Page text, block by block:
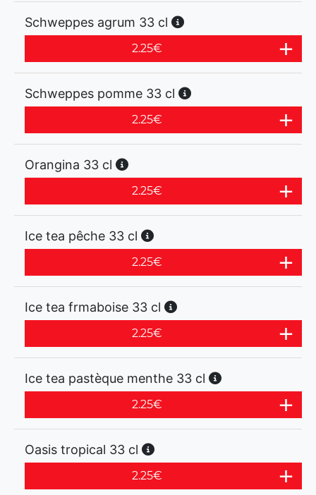
Schweppes agrum 33 cl
2.25€
Schweppes pomme 33 cl
2.25€
Orangina 33 cl
2.25€
Ice tea pêche 33 cl
2.25€
Ice tea frmaboise 33 cl
2.25€
Ice tea pastèque menthe 33 cl
2.25€
Oasis tropical 33 cl
2.25€